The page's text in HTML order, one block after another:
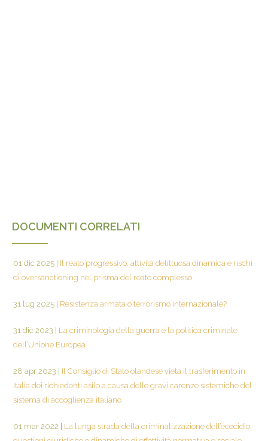
DOCUMENTI CORRELATI
01 dic 2025
Il reato progressivo: attività delittuosa dinamica e rischi
di oversanctioning nel prisma del reato complesso
31 lug 2025 Resistenza armata o terrorismo internazionale?
31 dic 2023
La criminologia della guerra e la politica criminale
dell’Unione Europea
28 apr 2023
Il Consiglio di Stato olandese vieta il trasferimento in
Italia dei richiedenti asilo a causa delle gravi carenze sistemiche del
sistema di accoglienza italiano
01 mar 2022
La lunga strada della criminalizzazione dell’ecocidio: